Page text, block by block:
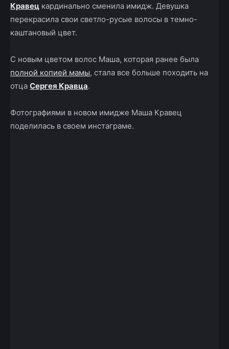
Кравец кардинально сменила имидж. Девушка
перекрасила свои светло-русые волосы в темно-
каштановый цвет.
С новым цветом волос Маша, которая ранее была
полной копией мамы, стала все больше походить на
отца Сергея Кравца.
Фотографиями в новом имидже Маша Кравец
поделилась в своем инстаграме.